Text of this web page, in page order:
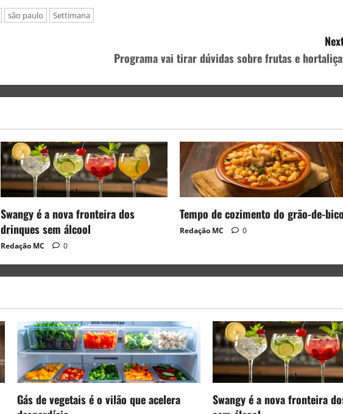
são paulo Settimana
Programa vai tirar dúvidas sobre frutas e
Swangy é a nova fronteira dos
drinques sem álcool
Redação MC 0
Tempo de cozimento do grão-de-
Redação MC 0
Gás de vegetais é o vilão que acelera
Swangy é a nova fronteira